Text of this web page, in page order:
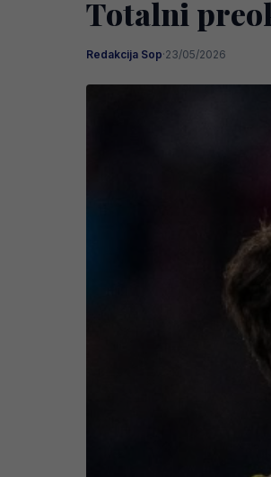
Totalni
Redakcija Sop·23/05/2026